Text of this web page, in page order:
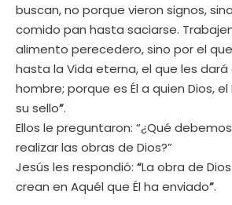
buscan, no porque vieron signos,
comido pan hasta saciarse.
alimento perecedero, sino por el
hasta la Vida eterna, el que les dará
hombre; porque es Él a quien Dios,
su sello”.
Ellos le preguntaron: “¿Qué
realizar las obras de Dios?”
Jesús les respondió: “La obra de
crean en Aquél que Él ha enviado”.